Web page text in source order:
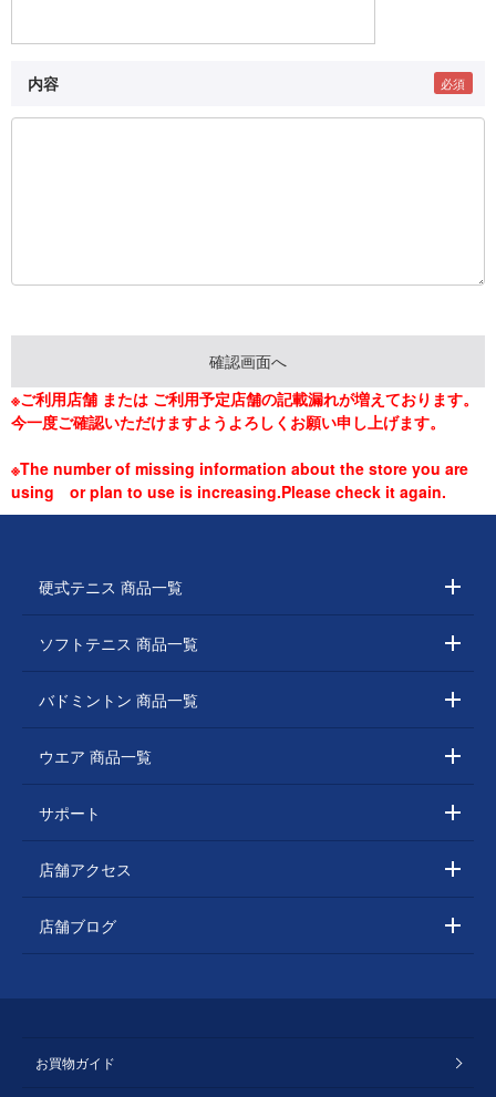
内容
※ご利用店舗 または ご利用予定店舗の記載漏れが増えております。
今一度ご確認いただけますようよろしくお願い申し上げます。
※The number of missing information about the store you are
using or plan to use is increasing.Please check it again.
硬式テニス 商品一覧
ソフトテニス 商品一覧
バドミントン 商品一覧
ウエア 商品一覧
サポート
店舗アクセス
店舗ブログ
お買物ガイド